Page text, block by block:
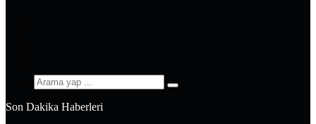
Arama
Son Dakika Haberleri